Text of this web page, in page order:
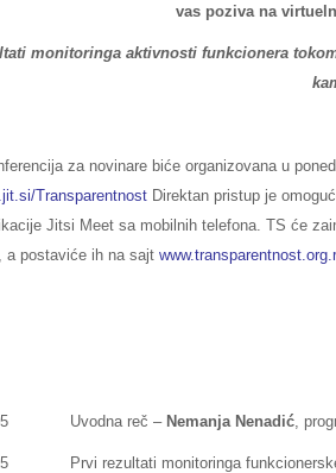
vas poziva na
monitoringa aktivnosti funkcionera
za novinare biće organizovana u
Transparentnost Direktan pristup je
Jitsi Meet sa mobilnih telefona. TS će
a postaviće ih na sajt
Uvodna reč – Nemanja Nenadić ,
Prvi rezultati monitoringa funkcionerske